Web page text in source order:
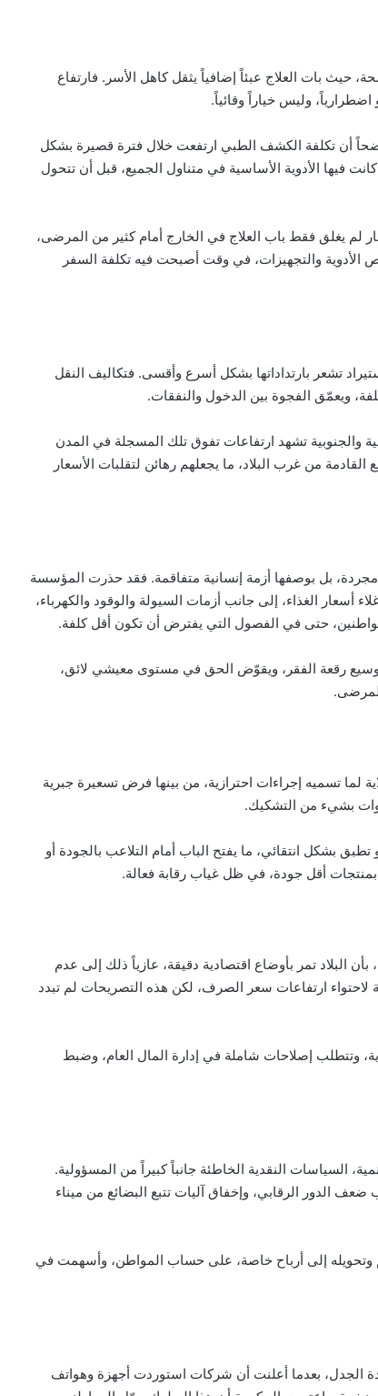
حيث بات العلاج عبئاً إضافياً يثقل كاهل الأسر. فارتفاع
وليس خياراً وقائياً.
أن تكلفة الكشف الطبي ارتفعت خلال فترة قصيرة بشكل
فيها الأدوية الأساسية في متناول الجميع، قبل أن تتحول
لم يغلق فقط باب العلاج في الخارج أمام كثير من المرضى،
الأدوية والتجهيزات، في وقت أصبحت فيه تكلفة السفر
تشعر بارتداداتها بشكل أسرع وأقسى. فتكاليف النقل
ويعمّق الفجوة بين الدخول والنفقات.
تشهد ارتفاعات تفوق تلك المسجلة في المدن
من غرب البلاد، ما يجعلهم رهائن لتقلبات الأسعار
مجردة، بل بوصفها أزمة إنسانية متفاقمة. فقد حذرت المؤسسة
أسعار الغذاء، إلى جانب أزمات السيولة والوقود والكهرباء،
حتى في الفصول التي يفترض أن تكون أقل كلفة.
رقعة الفقر، ويقوّض الحق في مستوى معيشي لائق،
لما تسميه إجراءات احترازية، من بينها فرض تسعيرة جبرية
بشيء من التشكيك.
بشكل انتقائي، ما يفتح الباب أمام التلاعب بالجودة أو
بمنتجات أقل جودة، في ظل غياب رقابة فعالة.
البلاد تمر بأوضاع اقتصادية دقيقة، عازياً ذلك إلى عدم
ارتفاعات سعر الصرف، لكن هذه التصريحات لم تبدد
وتتطلب إصلاحات شاملة في إدارة المال العام، وضبط
السياسات النقدية الخاطئة جانباً كبيراً من المسؤولية.
الدور الرقابي، وإخفاق آليات تتبع البضائع من ميناء
وتحويله إلى أرباح خاصة، على حساب المواطن، وأسهمت في
الجدل، بعدما أعلنت أن شركات استوردت أجهزة وهواتف